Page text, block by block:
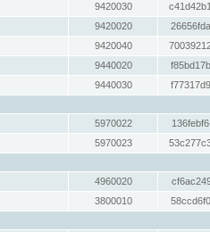
9420030
9420020
9420040
9440020
9440030
5970022
5970023
4960020
3800010